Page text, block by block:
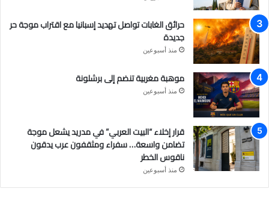
حرائق الغابات تواصل تهديد إسبانيا مع اقتراب موجة حر
جديدة
منذ أسبوعين
موهبة مغربية تنضم إلى برشلونة
منذ أسبوعين
قرار إخلاء “البيت العربي” في مدريد يشعل موجة
تضامن واسعة… سفراء ومثقفون عرب يدقون
ناقوس الخطر
منذ أسبوعين